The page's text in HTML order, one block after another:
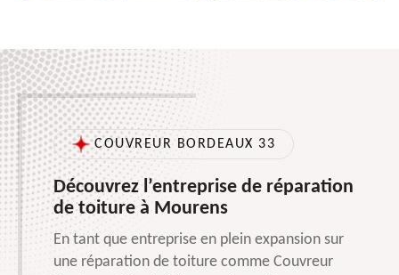
COUVREUR BORDEAUX 33
Découvrez l’entreprise de réparation
de toiture à Mourens
En tant que entreprise en plein expansion sur
une réparation de toiture comme Couvreur